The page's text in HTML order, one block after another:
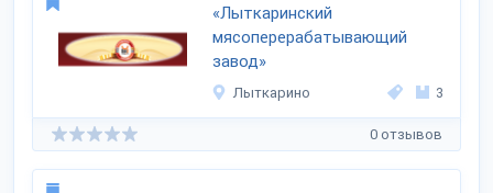
«Лыткаринский
мясоперерабатывающий
завод»
Лыткарино 3
0 отзывов